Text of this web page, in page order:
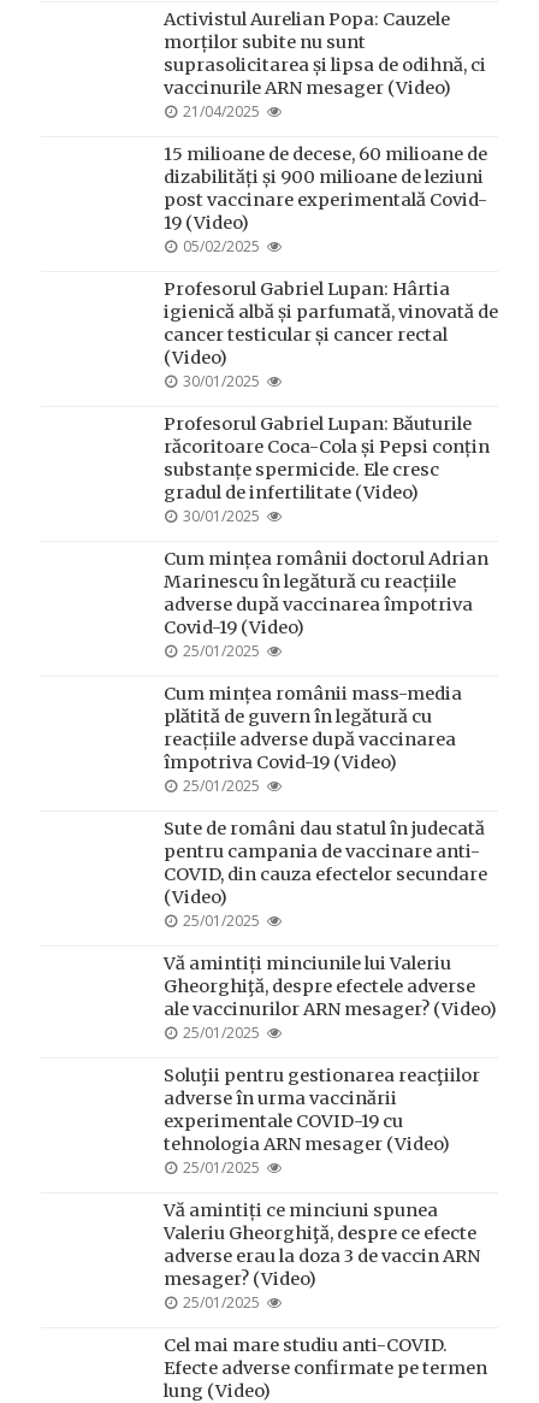
Activistul Aurelian Popa: Cauzele
morților subite nu sunt
suprasolicitarea și lipsa de odihnă, ci
vaccinurile ARN mesager (Video)
POSTED
21/04/2025
15 milioane de decese, 60 milioane de
dizabilități și 900 milioane de leziuni
post vaccinare experimentală Covid-
19 (Video)
POSTED
05/02/2025
Profesorul Gabriel Lupan: Hârtia
igienică albă și parfumată, vinovată de
cancer testicular și cancer rectal
(Video)
POSTED
30/01/2025
Profesorul Gabriel Lupan: Băuturile
răcoritoare Coca-Cola și Pepsi conțin
substanțe spermicide. Ele cresc
gradul de infertilitate (Video)
POSTED
30/01/2025
Cum mințea românii doctorul Adrian
Marinescu în legătură cu reacțiile
adverse după vaccinarea împotriva
Covid-19 (Video)
POSTED
25/01/2025
Cum mințea românii mass-media
plătită de guvern în legătură cu
reacțiile adverse după vaccinarea
împotriva Covid-19 (Video)
POSTED
25/01/2025
Sute de români dau statul în judecată
pentru campania de vaccinare anti-
COVID, din cauza efectelor secundare
(Video)
POSTED
25/01/2025
Vă amintiți minciunile lui Valeriu
Gheorghiţă, despre efectele adverse
ale vaccinurilor ARN mesager? (Video)
POSTED
25/01/2025
Soluţii pentru gestionarea reacţiilor
adverse în urma vaccinării
experimentale COVID-19 cu
tehnologia ARN mesager (Video)
POSTED
25/01/2025
Vă amintiți ce minciuni spunea
Valeriu Gheorghiţă, despre ce efecte
adverse erau la doza 3 de vaccin ARN
mesager? (Video)
POSTED
25/01/2025
Cel mai mare studiu anti-COVID.
Efecte adverse confirmate pe termen
lung (Video)